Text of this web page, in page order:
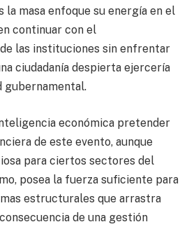
la masa enfoque su energía en el
continuar con el
las instituciones sin enfrentar
ciudadanía despierta ejercería
gubernamental.
económica pretender
de este evento, aunque
para ciertos sectores del
posea la fuerza suficiente para
estructurales que arrastra
de una gestión